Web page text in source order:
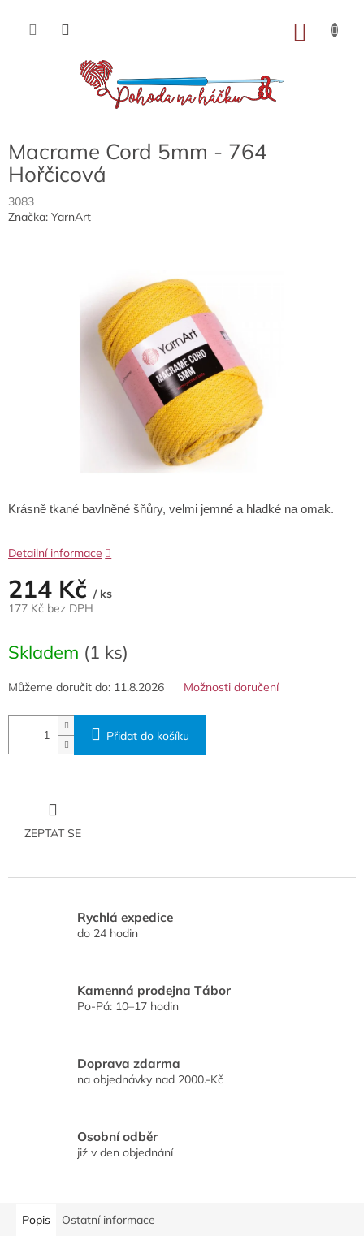
obsah
Macrame Cord 5mm - 764
Hořčicová
3083
Značka: YarnArt
214 Kč / ks
177 Kč bez DPH
cena:
Skladem (1 ks)
Můžeme doručit do: 11.8.2026 Možnosti doručení
Přidat do košíku
Krásně tkané bavlněné šňůry, velmi jemné a hladké na omak.
Detailní informace
ZEPTAT SE
Rychlá expedice
do 24 hodin
Kamenná prodejna Tábor
Po-Pá: 10–17 hodin
Doprava zdarma
na objednávky nad 2000.-Kč
Osobní odběr
již v den objednání
Popis Ostatní informace